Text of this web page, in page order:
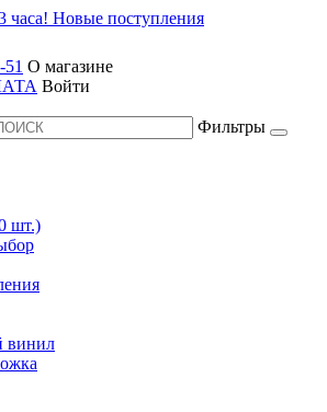
часа! Новые поступления
О магазине
Войти
Фильтры
шт.)
винил